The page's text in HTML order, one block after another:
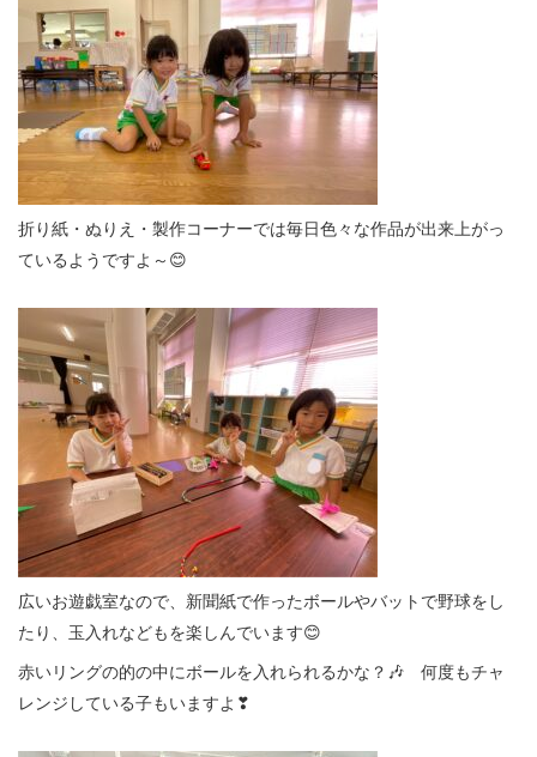
折り紙・ぬりえ・製作コーナーでは毎日色々な作品が出来上がっ
ているようですよ～😊
広いお遊戯室なので、新聞紙で作ったボールやバットで野球をし
たり、玉入れなどもを楽しんでいます😊
赤いリングの的の中にボールを入れられるかな？🎶 何度もチャ
レンジしている子もいますよ❣